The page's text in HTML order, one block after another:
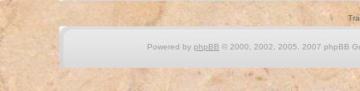
Powered by phpBB © 2000, 2002, 2005, 2007 phpBB